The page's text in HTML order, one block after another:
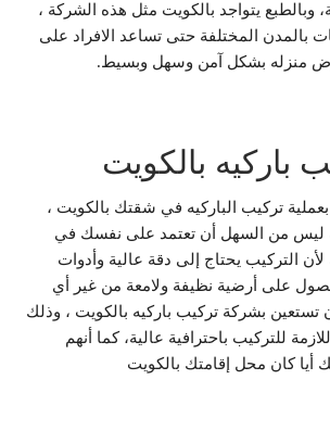
وبالطبع يتواجد بالكويت مثل هذه الشركة ،
بالمدن المختلفة حتى تساعد الافراد على
منزله بشكل آمن وسهل وبسيط.
باركيه بالكويت
بعملية تركيب الباركيه في شقتك بالكويت ،
ليس من السهل أن تعتمد على نفسك في
التركيب يحتاج إلى دقة عالية وأدوات
على أرضية نظيفة ولامعة من غير أي
تستعين بشركة تركيب باركيه بالكويت ، وذلك
للتركيب باحترافية عالية، كما أنهم
كان محل إقامتك بالكويت